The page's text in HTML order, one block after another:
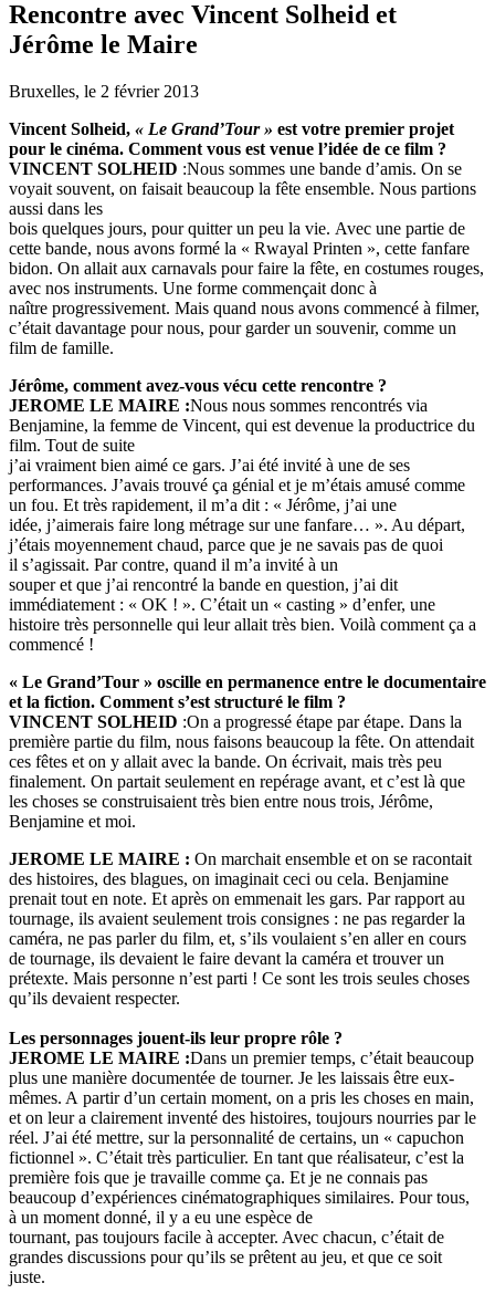
Rencontre avec Vincent Solheid et
Jérôme le Maire
Bruxelles, le 2 février 2013
Vincent Solheid, « Le Grand’Tour » est votre premier projet
pour le cinéma. Comment vous est venue l’idée de ce film ?
VINCENT SOLHEID :Nous sommes une bande d’amis. On se
voyait souvent, on faisait beaucoup la fête ensemble. Nous partions
aussi dans les
bois quelques jours, pour quitter un peu la vie. Avec une partie de
cette bande, nous avons formé la « Rwayal Printen », cette fanfare
bidon. On allait aux carnavals pour faire la fête, en costumes rouges,
avec nos instruments. Une forme commençait donc à
naître progressivement. Mais quand nous avons commencé à filmer,
c’était davantage pour nous, pour garder un souvenir, comme un
film de famille.
Jérôme, comment avez-vous vécu cette rencontre ?
JEROME LE MAIRE :Nous nous sommes rencontrés via
Benjamine, la femme de Vincent, qui est devenue la productrice du
film. Tout de suite
j’ai vraiment bien aimé ce gars. J’ai été invité à une de ses
performances. J’avais trouvé ça génial et je m’étais amusé comme
un fou. Et très rapidement, il m’a dit : « Jérôme, j’ai une
idée, j’aimerais faire long métrage sur une fanfare… ». Au départ,
j’étais moyennement chaud, parce que je ne savais pas de quoi
il s’agissait. Par contre, quand il m’a invité à un
souper et que j’ai rencontré la bande en question, j’ai dit
immédiatement : « OK ! ». C’était un « casting » d’enfer, une
histoire très personnelle qui leur allait très bien. Voilà comment ça a
commencé !
« Le Grand’Tour » oscille en permanence entre le documentaire
et la fiction. Comment s’est structuré le film ?
VINCENT SOLHEID :On a progressé étape par étape. Dans la
première partie du film, nous faisons beaucoup la fête. On attendait
ces fêtes et on y allait avec la bande. On écrivait, mais très peu
finalement. On partait seulement en repérage avant, et c’est là que
les choses se construisaient très bien entre nous trois, Jérôme,
Benjamine et moi.
JEROME LE MAIRE : On marchait ensemble et on se racontait
des histoires, des blagues, on imaginait ceci ou cela. Benjamine
prenait tout en note. Et après on emmenait les gars. Par rapport au
tournage, ils avaient seulement trois consignes : ne pas regarder la
caméra, ne pas parler du film, et, s’ils voulaient s’en aller en cours
de tournage, ils devaient le faire devant la caméra et trouver un
prétexte. Mais personne n’est parti ! Ce sont les trois seules choses
qu’ils devaient respecter.
Les personnages jouent-ils leur propre rôle ?
JEROME LE MAIRE :Dans un premier temps, c’était beaucoup
plus une manière documentée de tourner. Je les laissais être eux-
mêmes. A partir d’un certain moment, on a pris les choses en main,
et on leur a clairement inventé des histoires, toujours nourries par le
réel. J’ai été mettre, sur la personnalité de certains, un « capuchon
fictionnel ». C’était très particulier. En tant que réalisateur, c’est la
première fois que je travaille comme ça. Et je ne connais pas
beaucoup d’expériences cinématographiques similaires. Pour tous,
à un moment donné, il y a eu une espèce de
tournant, pas toujours facile à accepter. Avec chacun, c’était de
grandes discussions pour qu’ils se prêtent au jeu, et que ce soit
juste.